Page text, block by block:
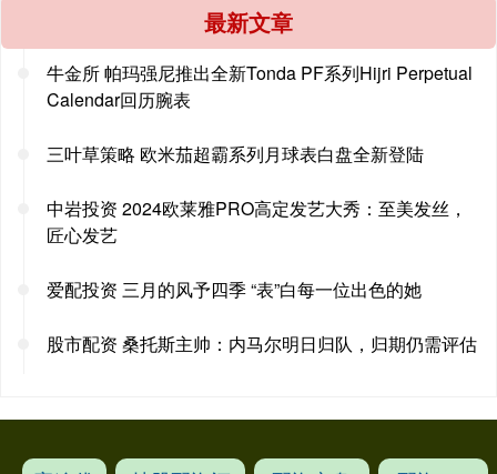
最新文章
牛金所 帕玛强尼推出全新Tonda PF系列Hijri Perpetual
Calendar回历腕表
三叶草策略 欧米茄超霸系列月球表白盘全新登陆
中岩投资 2024欧莱雅PRO高定发艺大秀：至美发丝，
匠心发艺
爱配投资 三月的风予四季 “表”白每一位出色的她
股市配资 桑托斯主帅：内马尔明日归队，归期仍需评估